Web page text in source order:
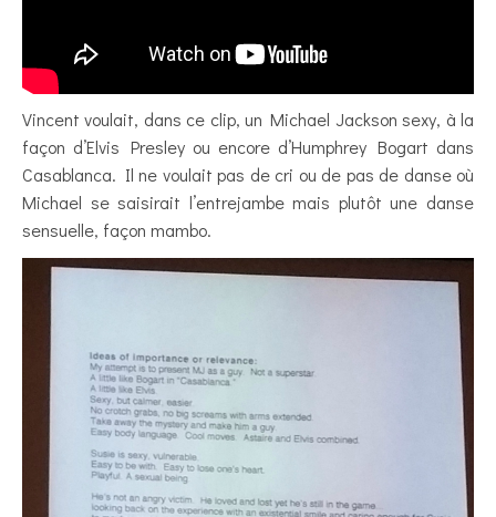
Vincent voulait, dans ce clip, un Michael Jackson sexy, à la
façon d’Elvis Presley ou encore d’Humphrey Bogart dans
Casablanca. Il ne voulait pas de cri ou de pas de danse où
Michael se saisirait l’entrejambe mais plutôt une danse
sensuelle, façon mambo.